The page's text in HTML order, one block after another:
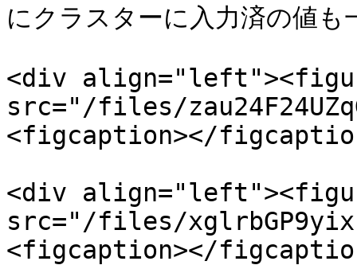
にクラスターに入力済の値も
<div
src="/files/
<figcaption></
<div
src="/files/
<figcaption></